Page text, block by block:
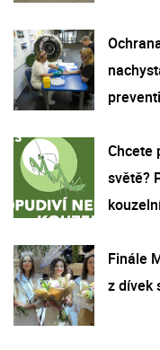
Chcete
světě?
Finále
z dívek